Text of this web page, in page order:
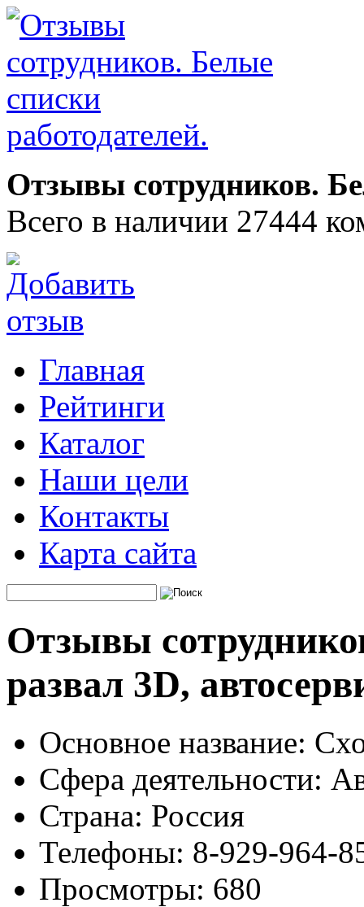
Отзывы сотрудников.
Всего в наличии 27444
Главная
Рейтинги
Каталог
Наши цели
Контакты
Карта сайта
Отзывы
развал 3D,
Основное название:
Сфера деятельности:
Страна: Россия
Телефоны: 8-929-964-
Просмотры: 680